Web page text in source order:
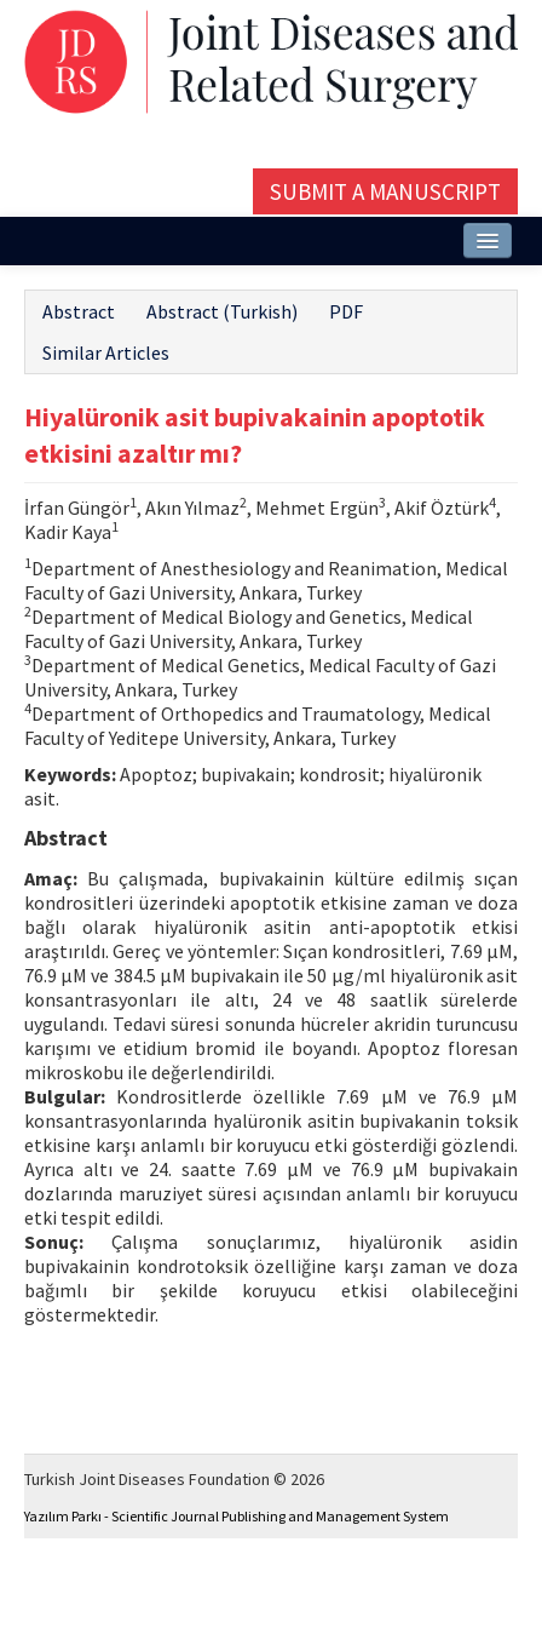
SUBMIT A MANUSCRIPT
Issues and Articles
Editorial Board
Aims and Scope
Contact Us
E-ISSN: 2687-4792
Abstract Abstract (Turkish)
PDF
Similar Articles
Hiyalüronik asit bupivakainin apoptotik
etkisini azaltır mı?
İrfan Güngör1, Akın Yılmaz2, Mehmet Ergün3, Akif Öztürk4,
Kadir Kaya1
1 Department of Anesthesiology and Reanimation, Medical
Faculty of Gazi University, Ankara, Turkey
2Department of Medical Biology and Genetics, Medical
Faculty of Gazi University, Ankara, Turkey
3Department of Medical Genetics, Medical Faculty of Gazi
University, Ankara, Turkey
4Department of Orthopedics and Traumatology, Medical
Faculty of Yeditepe University, Ankara, Turkey
Keywords:Apoptoz; bupivakain; kondrosit; hiyalüronik
asit.
Abstract
Amaç: Bu çalışmada, bupivakainin kültüre edilmiş sıçan
kondrositleri üzerindeki apoptotik etkisine zaman ve doza
bağlı olarak hiyalüronik asitin anti-apoptotik etkisi
araştırıldı. Gereç ve yöntemler: Sıçan kondrositleri, 7.69 µM,
76.9 µM ve 384.5 µM bupivakain ile 50 µg/ml hiyalüronik asit
konsantrasyonları ile altı, 24 ve 48 saatlik sürelerde
uygulandı. Tedavi süresi sonunda hücreler akridin turuncusu
karışımı ve etidium bromid ile boyandı. Apoptoz floresan
mikroskobu ile değerlendirildi.
Bulgular: Kondrositlerde özellikle 7.69 µM ve 76.9 µM
konsantrasyonlarında hyalüronik asitin bupivakanin toksik
etkisine karşı anlamlı bir koruyucu etki gösterdiği gözlendi.
Ayrıca altı ve 24. saatte 7.69 µM ve 76.9 µM bupivakain
dozlarında maruziyet süresi açısından anlamlı bir koruyucu
etki tespit edildi.
Sonuç: Çalışma sonuçlarımız, hiyalüronik asidin
bupivakainin kondrotoksik özelliğine karşı zaman ve doza
bağımlı bir şekilde koruyucu etkisi olabileceğini
göstermektedir.
Turkish Joint Diseases Foundation © 2026
Yazılım Parkı - Scientific Journal Publishing and Management System